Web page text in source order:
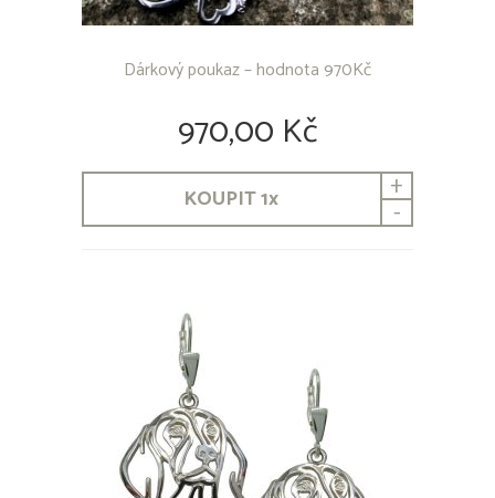
Dárkový poukaz – hodnota 970Kč
970,00 Kč
KOUPIT1x +
-